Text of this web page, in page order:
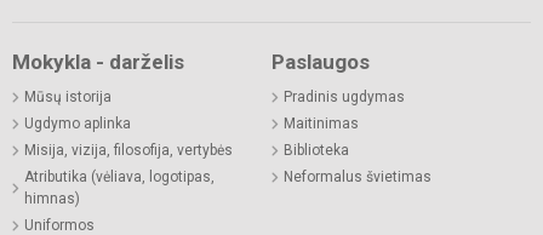
Mokykla - darželis
Mūsų istorija
Ugdymo aplinka
Misija, vizija, filosofija, vertybės
Atributika (vėliava, logotipas,
himnas)
Uniformos
Paslaugos
Pradinis ugdymas
Maitinimas
Biblioteka
Neformalus švietimas